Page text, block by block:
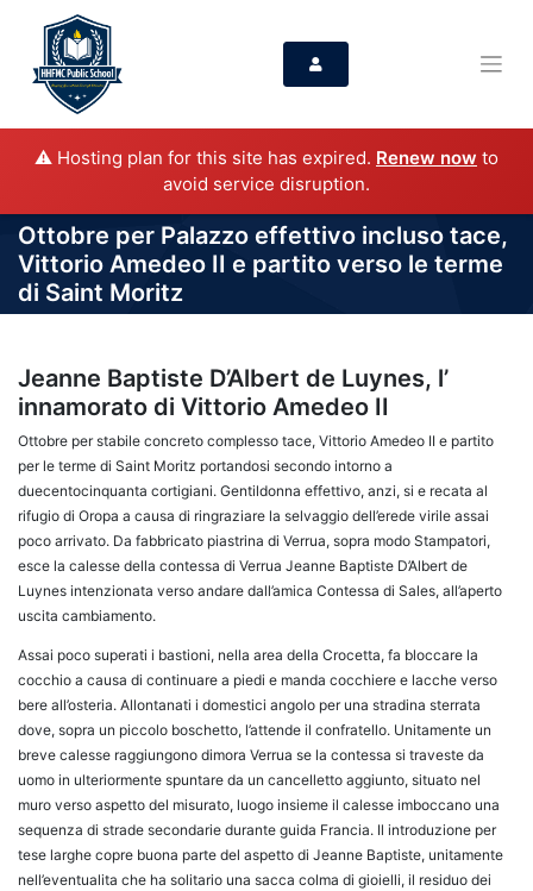
⚠️ Hosting plan for this site has expired. Renew now to
avoid service disruption.
Ottobre per Palazzo effettivo incluso tace,
Vittorio Amedeo II e partito verso le terme
di Saint Moritz
Jeanne Baptiste D’Albert de Luynes, l’
innamorato di Vittorio Amedeo II
Ottobre per stabile concreto complesso tace, Vittorio Amedeo II e partito
per le terme di Saint Moritz portandosi secondo intorno a
duecentocinquanta cortigiani. Gentildonna effettivo, anzi, si e recata al
rifugio di Oropa a causa di ringraziare la selvaggio dell’erede virile assai
poco arrivato. Da fabbricato piastrina di Verrua, sopra modo Stampatori,
esce la calesse della contessa di Verrua Jeanne Baptiste D’Albert de
Luynes intenzionata verso andare dall’amica Contessa di Sales, all’aperto
uscita cambiamento.
Assai poco superati i bastioni, nella area della Crocetta, fa bloccare la
cocchio a causa di continuare a piedi e manda cocchiere e lacche verso
bere all’osteria. Allontanati i domestici angolo per una stradina sterrata
dove, sopra un piccolo boschetto, l’attende il confratello. Unitamente un
breve calesse raggiungono dimora Verrua se la contessa si traveste da
uomo in ulteriormente spuntare da un cancelletto aggiunto, situato nel
muro verso aspetto del misurato, luogo insieme il calesse imboccano una
sequenza di strade secondarie durante guida Francia. Il introduzione per
tese larghe copre buona parte del aspetto di Jeanne Baptiste, unitamente
nell’eventualita che ha solitario una sacca colma di gioielli, il residuo dei